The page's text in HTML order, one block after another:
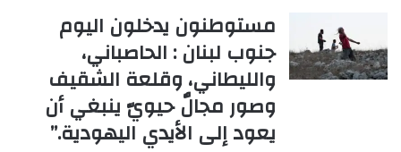
مستوطنون يدخلون اليوم
جنوب لبنان : الحاصباني،
والليطاني، وقلعة الشقيف
وصور مجالٌ حيويّ ينبغي أن
يعود إلى الأيدي اليهودية.”